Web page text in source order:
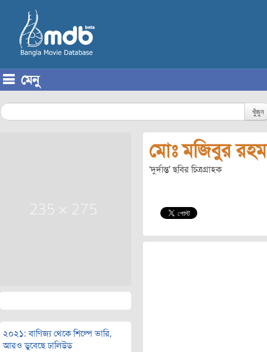
মেনু
খুঁজুন
২০২১: বাণিজ্য থেকে শিল্পে ভারি,
আরও ডুবেছে ঢালিউড
মোঃ মজিবুর
‘দুর্দান্ত’ ছবির চিত্রগ্রাহক